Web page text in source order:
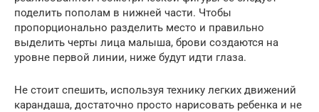
поделить пополам в нижней части. Чтобы
пропорционально разделить место и правильно
выделить черты лица малыша, брови создаются на
уровне первой линии, ниже будут идти глаза.
Не стоит спешить, используя технику легких движений
карандаша, достаточно просто нарисовать ребенка и не